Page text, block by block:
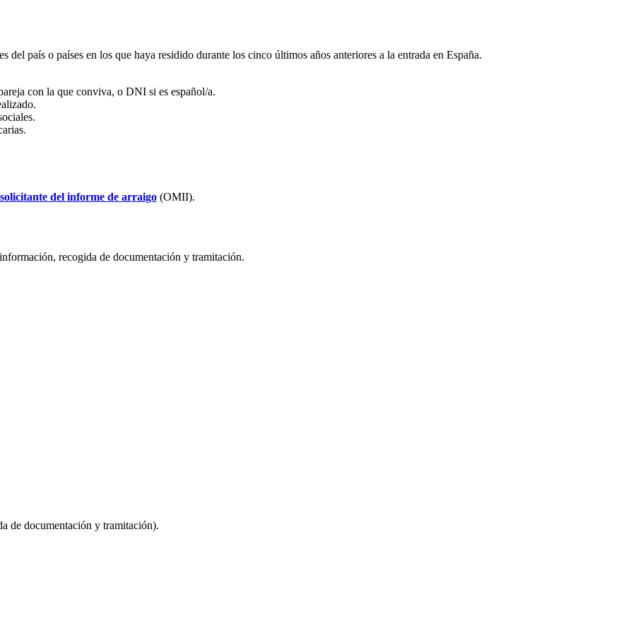
del país o países en los que haya residido durante los cinco últimos años anteriores a la entrada en España.
con la que conviva, o DNI si es español/a.
del informe de arraigo (OMII).
recogida de documentación y tramitación.
de documentación y tramitación).